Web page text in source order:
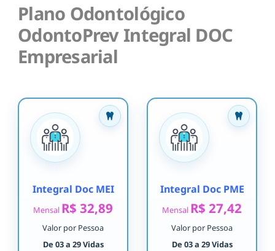
Plano Odontológico
OdontoPrev Integral DOC
Empresarial
Integral Doc MEI
Mensal R$ 32,89
Valor por Pessoa
De 03 a 29 Vidas
Integral Doc PME
Mensal R$ 27,42
Valor por Pessoa
De 03 a 29 Vidas